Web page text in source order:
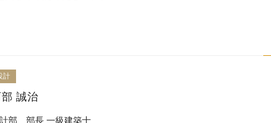
計
部 誠治
部 部長 一級建築士